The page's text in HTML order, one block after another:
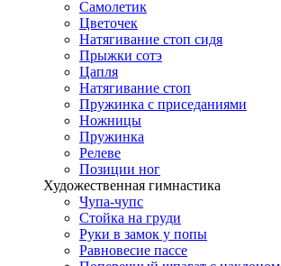
Самолетик
Цветочек
Натягивание стоп сидя
Прыжки сотэ
Цапля
Натягивание стоп
Пружинка с приседаниями
Ножницы
Пружинка
Релеве
Позиции ног
Художественная гимнастика
Чупа-чупс
Стойка на груди
Руки в замок у попы
Равновесие пассе